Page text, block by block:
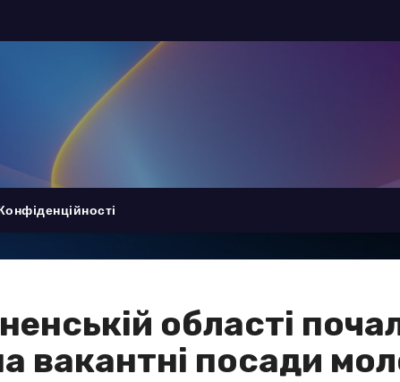
області
вакантні посади